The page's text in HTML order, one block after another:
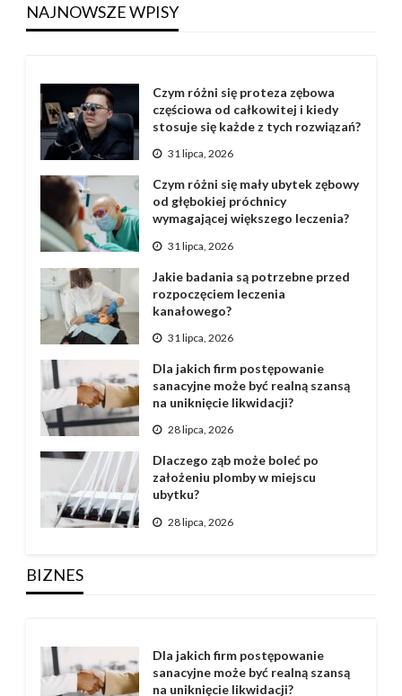
NAJNOWSZE WPISY
Czym różni się proteza zębowa
częściowa od całkowitej i kiedy
stosuje się każde z tych rozwiązań?
31 lipca, 2026
Czym różni się mały ubytek zębowy
od głębokiej próchnicy
wymagającej większego leczenia?
31 lipca, 2026
Jakie badania są potrzebne przed
rozpoczęciem leczenia
kanałowego?
31 lipca, 2026
Dla jakich firm postępowanie
sanacyjne może być realną szansą
na uniknięcie likwidacji?
28 lipca, 2026
Dlaczego ząb może boleć po
założeniu plomby w miejscu
ubytku?
28 lipca, 2026
BIZNES
Dla jakich firm postępowanie
sanacyjne może być realną szansą
na uniknięcie likwidacji?